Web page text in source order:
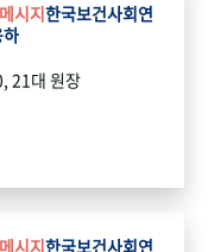
시지한국보건사회연
하
21대 원장
시지한국보건사회연